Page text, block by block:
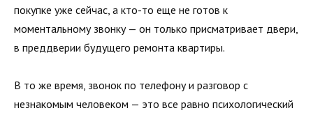
покупке уже сейчас, а кто-то еще не готов к
моментальному звонку — он только присматривает двери,
в преддверии будущего ремонта квартиры.
В то же время, звонок по телефону и разговор с
незнакомым человеком — это все равно психологический